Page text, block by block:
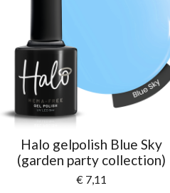
Halo gelpolish Blue Sky
(garden party collection)
€ 7,11